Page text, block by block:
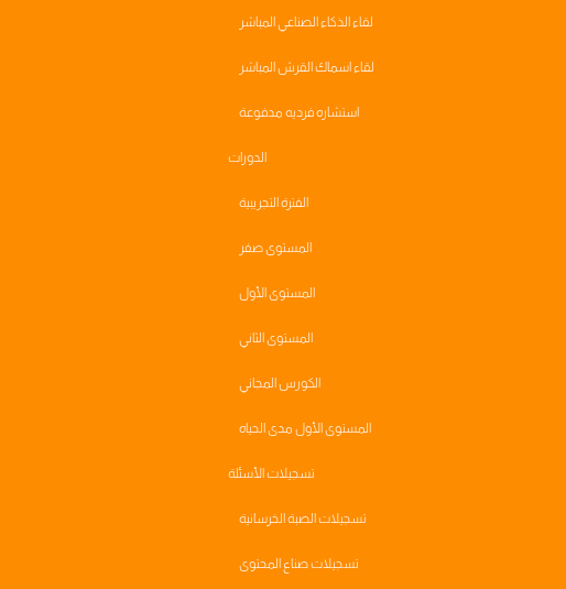
لقاء الذكاء الصناعي المباشر
لقاء اسماك القرش المباشر
استشاره فرديه مدفوعة
الدورات
الفترة التجريبية
المستوى صفر
المستوى الأول
المستوى الثاني
الكورس المجاني
المستوى الأول مدى الحياه
تسجيلات الأسئلة
تسجيلات الصبة الخرسانية
تسجيلات صناع المحتوى